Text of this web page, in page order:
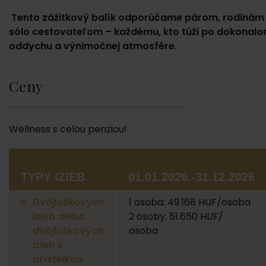
Tento zážitkový balík odporúčame párom,
sólo cestovateľom – každému, kto túži po
oddychu a výnimočnej atmosfére.
Ceny
Wellness s celou penziou!
TYPY IZIEB 01.01.2026.-31.12.2026
Dvôjložkových
izieb alebo
dvôjložkových
izieb s
prístelkou
1 osoba: 49.168 HUF/osoba
2 osoby: 51.650 HUF/
osoba